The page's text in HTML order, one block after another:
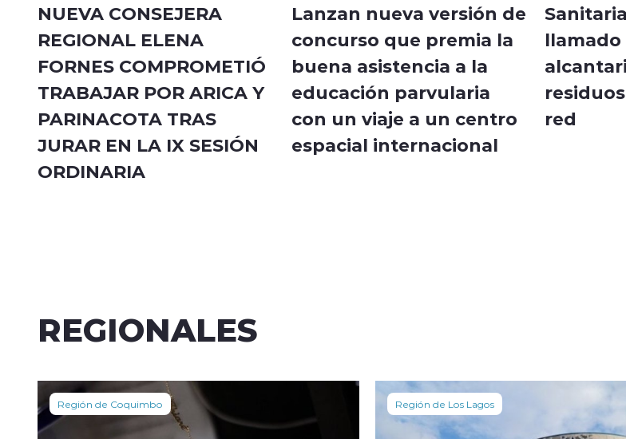
NUEVA CONSEJERA
REGIONAL ELENA
FORNES COMPROMETIÓ
TRABAJAR POR ARICA Y
PARINACOTA TRAS
JURAR EN LA IX SESIÓN
ORDINARIA
Lanzan nueva versión de
concurso que premia la
buena asistencia a la
educación parvularia
con un viaje a un centro
espacial internacional
red
REGIONALES
Región de Coquimbo Región de Los Lagos